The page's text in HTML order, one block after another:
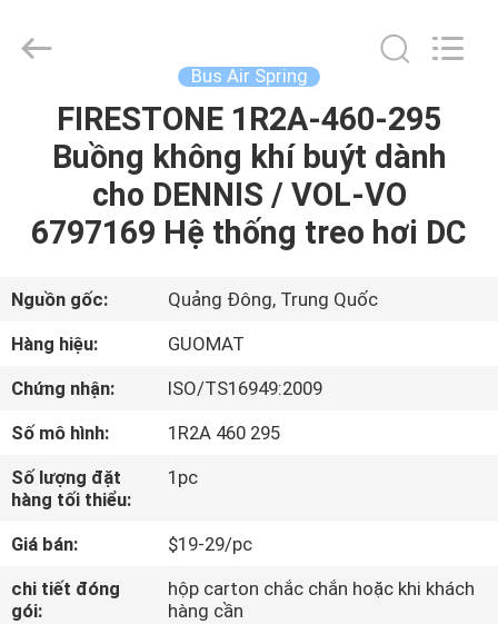
NHÀ
SẢN
VỀ
CHÚNG
THAM
QUAN
NHÀ
MÁY
SPRING
Bus Air Spring
FIRESTONE 1R2A-460-295
Buồng không khí buýt dành
cho DENNIS / VOL-VO
6797169 Hệ thống treo hơi DC
Nguồn gốc:
Quảng Đông, Trung Quốc
Hàng hiệu:
GUOMAT
Chứng nhận:
ISO/TS16949:2009
Số mô hình:
1R2A 460 295
Số lượng đặt
hàng tối thiểu:
1pc
Giá bán:
$19-29/pc
chi tiết đóng
gói:
hộp carton chắc chắn hoặc khi khách
hàng cần